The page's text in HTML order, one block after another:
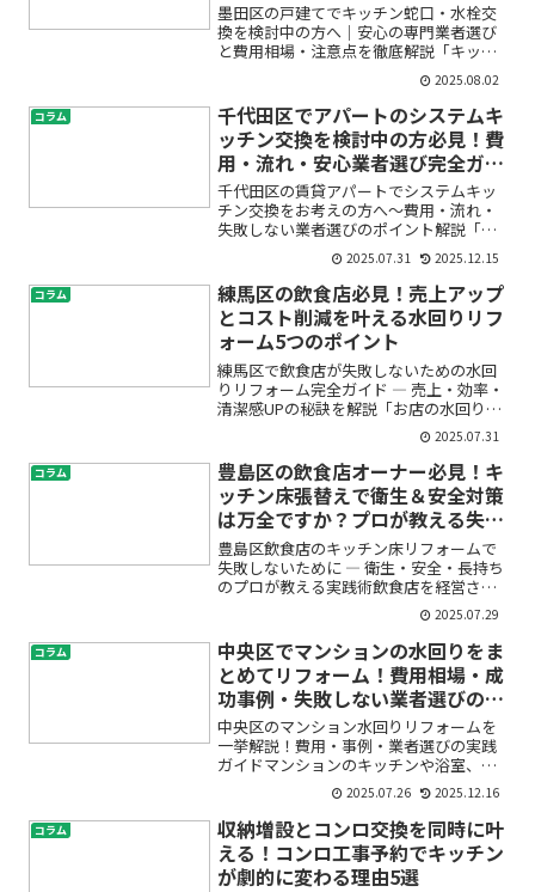
墨田区の戸建てでキッチン蛇口・水栓交
換を検討中の方へ｜安心の専門業者選び
と費用相場・注意点を徹底解説「キッチ
ンの蛇口から水がぽたぽた漏れている」
「使い勝手が悪くて不便」「戸建てのキ
ッチンリフォームを考えているけれど、
どこに頼んでいいかわから...
2025.08.02
コラム
千代田区でアパートのシステムキ
ッチン交換を検討中の方必見！費
用・流れ・安心業者選び完全ガイ
ド
千代田区の賃貸アパートでシステムキッ
チン交換をお考えの方へ～費用・流れ・
失敗しない業者選びのポイント解説「ア
パートのキッチンが古くて入居者が決ま
りにくい」「システムキッチンの交換に
どれくらい費用がかかるの？」千代田区
で賃貸アパートを所有・管...
2025.07.31 2025.12.15
コラム
練馬区の飲食店必見！売上アップ
とコスト削減を叶える水回りリフ
ォーム5つのポイント
練馬区で飲食店が失敗しないための水回
りリフォーム完全ガイド ― 売上・効率・
清潔感UPの秘訣を解説「お店の水回りが
古くなってきた」「厨房やトイレが使い
にくくて困っている」「衛生面で不安が
ある」――練馬区で飲食店を経営されている
方の多くが、日...
2025.07.31
コラム
豊島区の飲食店オーナー必見！キ
ッチン床張替えで衛生＆安全対策
は万全ですか？プロが教える失敗
しない床リフォーム術
豊島区飲食店のキッチン床リフォームで
失敗しないために ― 衛生・安全・長持ち
のプロが教える実践術飲食店を経営され
ているオーナーの皆さま、特に豊島区で
お店を構えている方は「キッチンの床張
替え」や「床リフォーム」についてこん
なお悩みはありません...
2025.07.29
コラム
中央区でマンションの水回りをま
とめてリフォーム！費用相場・成
功事例・失敗しない業者選びのポ
イント
中央区のマンション水回りリフォームを
一挙解説！費用・事例・業者選びの実践
ガイドマンションのキッチンや浴室、ト
イレなどの「水回り」、毎日使う場所だ
からこそ、古さや不便さが気になってい
ませんか？「まとめてリフォームした方
がいいの？」「費用はどれ...
2025.07.26 2025.12.16
コラム
収納増設とコンロ交換を同時に叶
える！コンロ工事予約でキッチン
が劇的に変わる理由5選